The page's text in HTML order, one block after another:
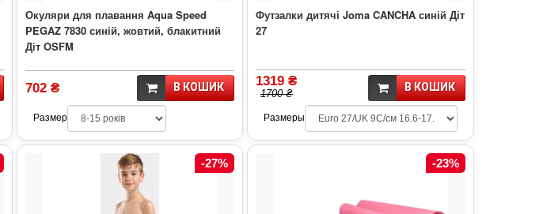
Окуляри для плавання Aqua Speed
PEGAZ 7830 синій, жовтий, блакитний
Діт OSFM
702 ₴ В КОШИК
Размер
Футзалки дитячі Joma CANCHA синій Діт
27
1319 ₴
1700 ₴
В КОШИК
Размеры
-27% -23%